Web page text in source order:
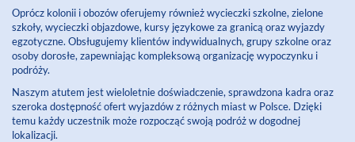
Oprócz kolonii i obozów oferujemy również wycieczki szkolne, zielone
szkoły, wycieczki objazdowe, kursy językowe za granicą oraz wyjazdy
egzotyczne. Obsługujemy klientów indywidualnych, grupy szkolne oraz
osoby dorosłe, zapewniając kompleksową organizację wypoczynku i
podróży.
Naszym atutem jest wieloletnie doświadczenie, sprawdzona kadra oraz
szeroka dostępność ofert wyjazdów z różnych miast w Polsce. Dzięki
temu każdy uczestnik może rozpocząć swoją podróż w dogodnej
lokalizacji.